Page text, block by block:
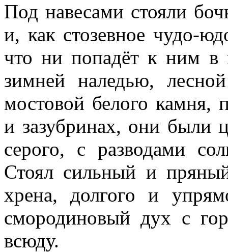
Под навесами стояли
и, как стозевное чудо-
что ни попадёт к ним в
зимней наледью,
мостовой белого камня,
и зазубринах, они были
серого, с разводами
Стоял сильный и
хрена, долгого и
смородиновый дух с
всюду.